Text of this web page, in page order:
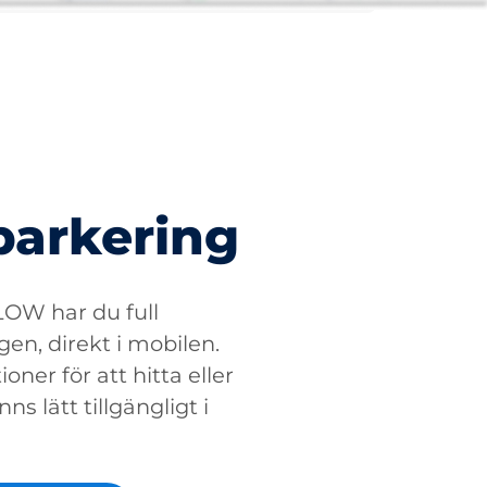
har du full
direkt i mobilen.
för att hitta eller
lätt tillgängligt i